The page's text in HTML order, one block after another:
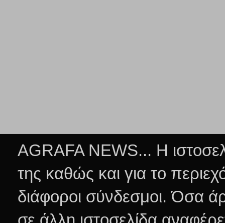
AGRAFA NEWS... Η
της καθώς και για το
διάφοροι σύνδεσμοι.Όσα